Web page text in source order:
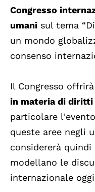
Congresso
umani sul tema
un mondo
consenso
Il Congresso
in materia di diritti
particolare
queste aree negli
considererà
modellano le
internazionale